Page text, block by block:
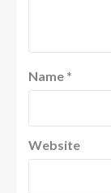
Name *
Website